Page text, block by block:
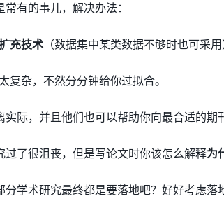
有的事儿，解决办法：
充技术 （数据集中某类数据不够时也可采用
杂，不然分分钟给你过拟合。
际，并且他们也可以帮助你向最合适的期
了很沮丧，但是写论文时你该怎么解释为
分学术研究最终都是要落地吧？好好考虑落